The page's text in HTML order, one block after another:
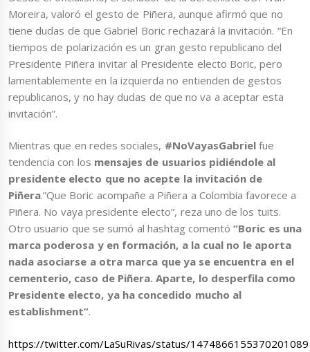
Moreira, valoró el gesto de Piñera, aunque afirmó que no
tiene dudas de que Gabriel Boric rechazará la invitación. “En
tiempos de polarización es un gran gesto republicano del
Presidente Piñera invitar al Presidente electo Boric, pero
lamentablemente en la izquierda no entienden de gestos
republicanos, y no hay dudas de que no va a aceptar esta
invitación”.
Mientras que en redes sociales, #NoVayasGabrielfue
tendencia con los mensajes de usuarios pidiéndole al
presidente electo que no acepte la invitación de
Piñera.”Que Boric acompañe a Piñera a Colombia favorece a
Piñera. No vaya presidente electo”, reza uno de los tuits.
Otro usuario que se sumó al hashtag comentó“Boric es una
marca poderosa y en formación, a la cual no le aporta
nada asociarse a otra marca que ya se encuentra en el
cementerio, caso de Piñera. Aparte, lo desperfila como
Presidente electo, ya ha concedido mucho al
establishment”.
https://twitter.com/LaSuRivas/status/1474866155370201089